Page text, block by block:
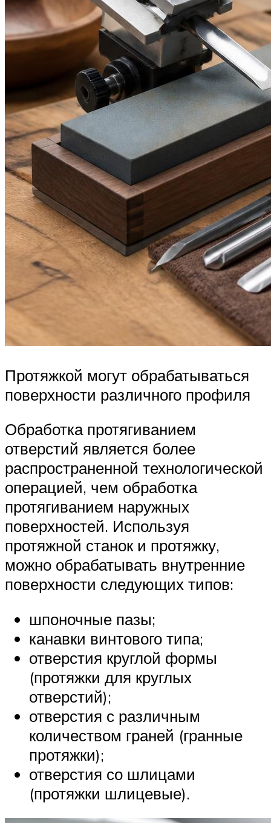
Протяжкой могут обрабатываться
поверхности различного профиля
Обработка протягиванием
отверстий является более
распространенной технологической
операцией, чем обработка
протягиванием наружных
поверхностей. Используя
протяжной станок и протяжку,
можно обрабатывать внутренние
поверхности следующих типов:
шпоночные пазы;
канавки винтового типа;
отверстия круглой формы
(протяжки для круглых
отверстий);
отверстия с различным
количеством граней (гранные
протяжки);
отверстия со шлицами
(протяжки шлицевые).